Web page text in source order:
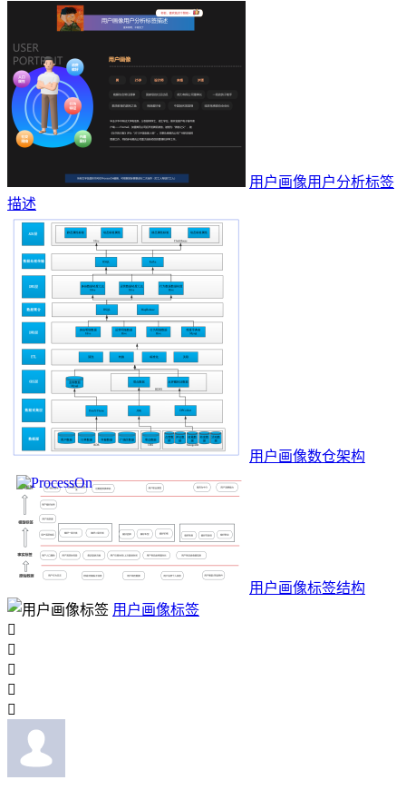
用户画像用户分析标签
描述
用户画像数仓架构
用户画像标签结构
用户画像标签




